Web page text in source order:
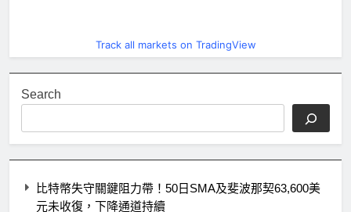
Track all markets on TradingView
Search
比特幣失守關鍵阻力帶！50日SMA及斐波那契63,600美
元未收復，下降通道持續